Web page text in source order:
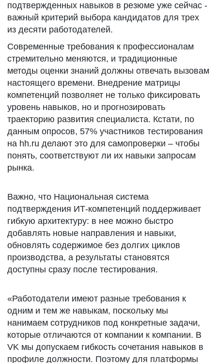
подтвержденных навыков в резюме уже сейчас -
важный критерий выбора кандидатов для трех
из десяти работодателей.
Современные требования к профессионалам
стремительно меняются, и традиционные
методы оценки знаний должны отвечать вызовам
настоящего времени. Внедрение матрицы
компетенций позволяет не только фиксировать
уровень навыков, но и прогнозировать
траекторию развития специалиста. Кстати, по
данным опросов, 57% участников тестирования
на hh.ru делают это для самопроверки – чтобы
понять, соответствуют ли их навыки запросам
рынка.
Важно, что Национальная система
подтверждения ИТ-компетенций поддерживает
гибкую архитектуру: в нее можно быстро
добавлять новые направления и навыки,
обновлять содержимое без долгих циклов
производства, а результаты становятся
доступны сразу после тестирования.
«Работодатели имеют разные требования к
одним и тем же навыкам, поскольку мы
нанимаем сотрудников под конкретные задачи,
которые отличаются от компании к компании. В
VK мы допускаем гибкость сочетания навыков в
профиле должности. Поэтому для платформы